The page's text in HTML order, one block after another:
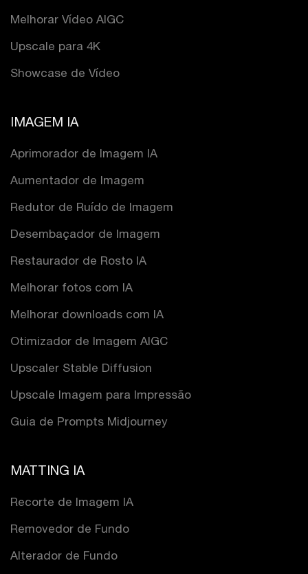
Melhorar Vídeo AIGC
Upscale para 4K
Showcase de Vídeo
IMAGEM IA
Aprimorador de Imagem IA
Aumentador de Imagem
Redutor de Ruído de Imagem
Desembaçador de Imagem
Restaurador de Rosto IA
Melhorar fotos com IA
Melhorar downloads com IA
Otimizador de Imagem AIGC
Upscaler Stable Diffusion
Upscale Imagem para Impressão
Guia de Prompts Midjourney
MATTING IA
Recorte de Imagem IA
Removedor de Fundo
Alterador de Fundo